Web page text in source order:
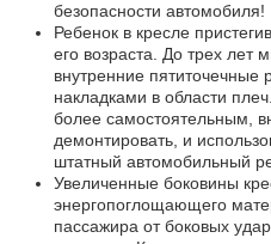
безопасности автомобиля!
Ребенок в кресле
его возраста. До трех лет
внутренние пятиточечные
накладками в области
более самостоятельным,
демонтировать, и
штатный автомобильный
Увеличенные боковины
энергопоглощающего
пассажира от боковых